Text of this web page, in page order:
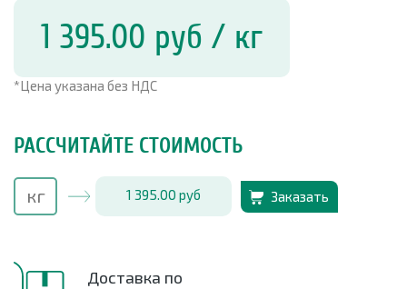
1 395.00 руб / кг
*Цена указана без НДС
РАССЧИТАЙТЕ СТОИМОСТЬ
1 395.00 руб Заказать
Доставка по